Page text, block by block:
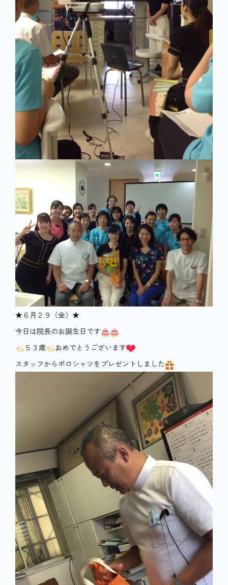
★６月２９（金）★
今日は院長のお誕生日です
５３歳
おめでとうございます
スタッフからポロシャツをプレゼントしました